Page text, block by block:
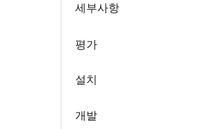
세부사항
평가
설치
개발